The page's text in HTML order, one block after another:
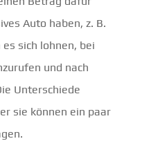
Auto haben, z. B.
sich lohnen, bei
und nach
Unterschiede
sie können ein paar